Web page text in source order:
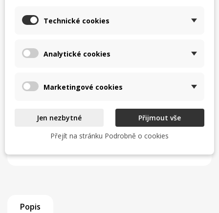
Servisní zázemí a zkušený tým
Zjistit více
CHCI LEPŠÍ CENU TISK
MÁM DOTAZ
Popis
Technické cookies
Analytické cookies
Marketingové cookies
Jen nezbytné
Přijmout vše
Přejít na stránku Podrobně o cookies